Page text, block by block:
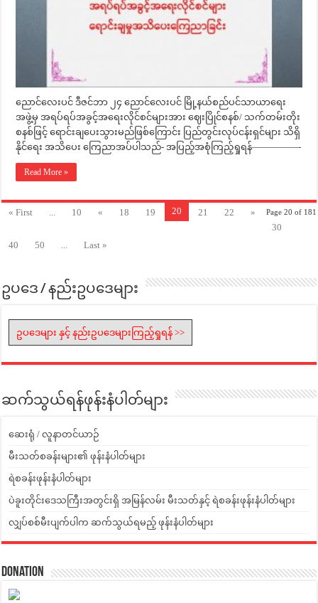
ညောင်လေးပင် ဒီဇင်ဘာ ၂၄ ညောင်လေးပင် မြို့နယ်စည်ပင်သာယာရေး
အဖွဲ့မှ အရပ်ရပ်အခွင့်အရေးလိုင်စင်များအား ဈေးပြိုင်စနစ်/ သက်တမ်းတိုး
စနစ်ဖြင့် ရောင်းချပေးသွားမည်ဖြစ်ကြောင်း ပြည်တွင်းလုပ်ငန်းရှင်များ သိရှိ
နိုင်ရေး အသိပေး ကြေညာအပ်ပါသည်- အပြည့်အစုံကြည့်ရှုရန်—————-
Read More »
Page 20 of 181
« First 10 « 18 19 20 21 22
»
30
40
50 Last »
ဥပဒေ / နည်းဥပဒေများ
ဥပဒေများ နှင့် နည်းဥပဒေများကြည့်ရှုရန် >>
ဆက်သွယ်ရန်ဖုန်းနံပါတ်များ
ဆေးရုံ / လူနာတင်ယာဉ်
မီးသတ်စခန်းများ၏ ဖုန်းနံပါတ်များ
ရဲစခန်းဖုန်းနံပါတ်များ
ပဲခူးတိုင်းဒေသကြီးအတွင်းရှိ အမြန်လမ်း မီးသတ်နှင့် ရဲစခန်းဖုန်းနံပါတ်များ
လျှပ်စစ်မီးပျက်ပါက ဆက်သွယ်ရမည့် ဖုန်းနံပါတ်များ
Donation